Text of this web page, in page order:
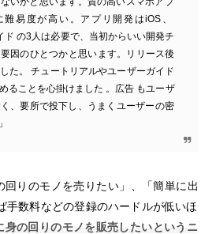
易度が高い。アプリ開発はiOS、
の3人は必要で、当初からいい開発チ
因のひとつかと思います。リリース後
た。 チュートリアルやユーザーガイド
ることを心掛けました 。広告 もユーザ
、要所で投下し、うまくユーザーの密
回りのモノを売りたい」、「簡単に出
手数料などの登録のハードルが低いほ
身の回りのモノを販売したいというニ